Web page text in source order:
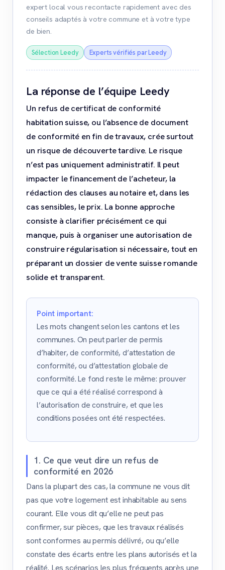
expert local vous recontacte rapidement avec des
conseils adaptés à votre commune et à votre type
de bien.
Sélection Leedy Experts vérifiés par Leedy
La réponse de l’équipe Leedy
Un refus de certificat de conformité
habitation suisse, ou l’absence de document
de conformité en fin de travaux, crée surtout
un risque de découverte tardive. Le risque
n’est pas uniquement administratif. Il peut
impacter le financement de l’acheteur, la
rédaction des clauses au notaire et, dans les
cas sensibles, le prix. La bonne approche
consiste à clarifier précisément ce qui
manque, puis à organiser une autorisation de
construire régularisation si nécessaire, tout en
préparant un dossier de vente suisse romande
solide et transparent.
Point important:
Les mots changent selon les cantons et les
communes. On peut parler de permis
d’habiter, de conformité, d’attestation de
conformité, ou d’attestation globale de
conformité. Le fond reste le même: prouver
que ce qui a été réalisé correspond à
l’autorisation de construire, et que les
conditions posées ont été respectées.
1. Ce que veut dire un refus de
conformité en 2026
Dans la plupart des cas, la commune ne vous dit
pas que votre logement est inhabitable au sens
courant. Elle vous dit qu’elle ne peut pas
confirmer, sur pièces, que les travaux réalisés
sont conformes au permis délivré, ou qu’elle
constate des écarts entre les plans autorisés et la
réalité. Les scénarios les plus fréquents après une